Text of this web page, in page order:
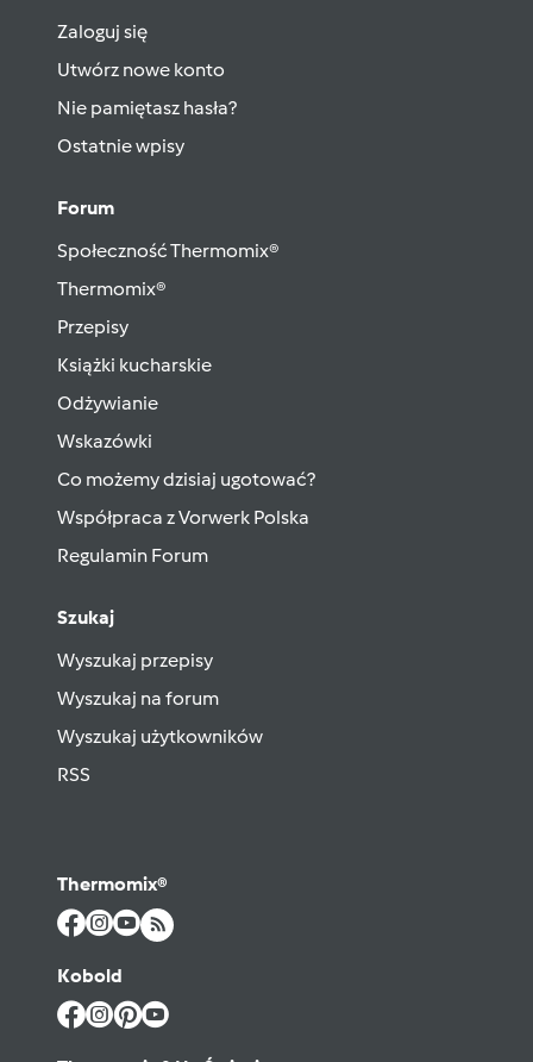
Zaloguj się
Utwórz nowe konto
Nie pamiętasz hasła?
Ostatnie wpisy
Forum
Społeczność Thermomix®
Thermomix®
Przepisy
Książki kucharskie
Odżywianie
Wskazówki
Co możemy dzisiaj ugotować?
Współpraca z Vorwerk Polska
Regulamin Forum
Szukaj
Wyszukaj przepisy
Wyszukaj na forum
Wyszukaj użytkowników
RSS
Thermomix®
Kobold